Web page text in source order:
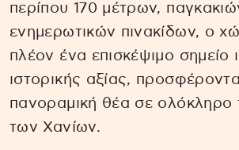
περίπου 170 μέτρων,
ενημερωτικών πινακίδων, ο
πλέον ένα επισκέψιμο σημείο
ιστορικής αξίας,
πανοραμική θέα σε ολόκληρο
των Χανίων.